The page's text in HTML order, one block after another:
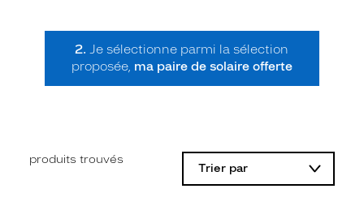
2. Je sélectionne parmi la sélection
proposée, ma paire de solaire offerte
produits trouvés
Trier par